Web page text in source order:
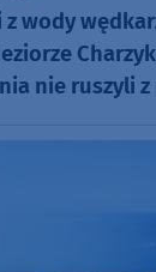
wody
nie ruszyli z